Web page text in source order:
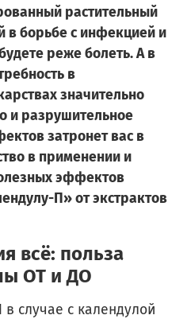
растительный
в борьбе с инфекцией и
реже болеть. А в
в
значительно
и разрушительное
затронет вас в
в применении и
эффектов
П» от экстрактов
всё: польза
ОТ и ДО
случае с календулой